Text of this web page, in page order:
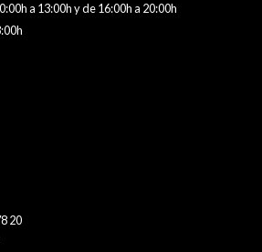
a 13:00h y de 16:00h a 20:00h
20